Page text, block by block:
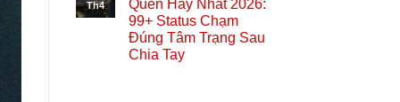
Th4
Quen Hay Nhất 2026:
99+ Status Chạm
Đúng Tâm Trạng Sau
Chia Tay